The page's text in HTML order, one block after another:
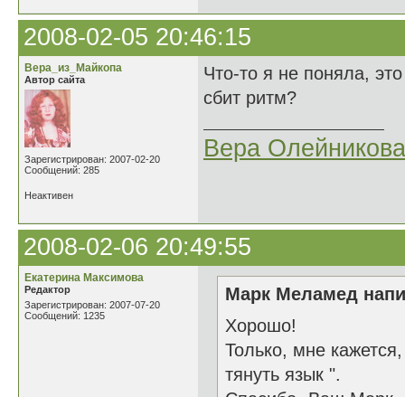
2008-02-05 20:46:15
Вера_из_Майкопа
Автор сайта
Зарегистрирован: 2007-02-20
Сообщений: 285
Что-то я не поняла,
сбит ритм?
Вера Олейникова
Неактивен
2008-02-06 20:49:55
Екатерина Максимова
Редактор
Зарегистрирован: 2007-07-20
Сообщений: 1235
Марк Меламед
Хорошо!
Только, мне
тянуть язык ".